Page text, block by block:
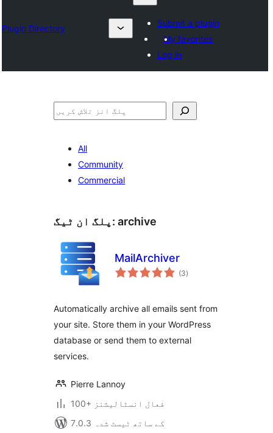
Plugin Directory
Submit a plugin
My favorites
Log in
تلاش
All
Community
Commercial
پلگ ان ٹیگ: archive
MailArchiver
(3مجموعی
درجہ
)
Automatically archive all emails sent from
your site. Store them in your WordPress
database or send them to external
services.
Pierre Lannoy
100+ فعال انسٹالیشنز
7.0.3 کے ساتھ ٹیسٹ شدہ